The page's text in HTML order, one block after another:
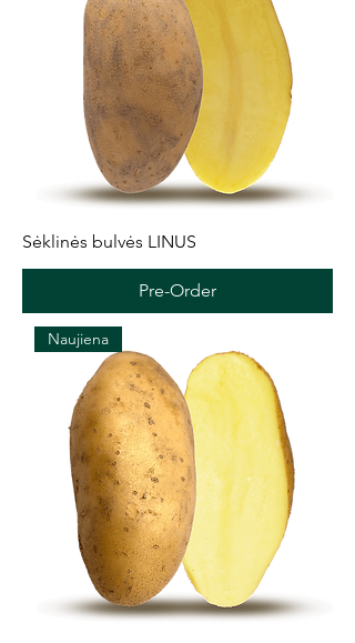
Sėklinės bulvės LINUS
Pre-Order
Naujiena